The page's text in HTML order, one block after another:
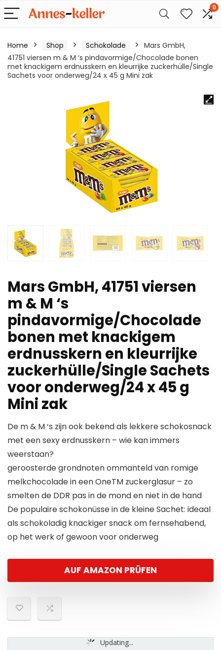
0
Home Shop Schokolade
Mars GmbH,
41751 viersen m & M ‘s pindavormige/Chocolade bonen
met knackigem erdnusskern en kleurrijke zuckerhülle/Single
Sachets voor onderweg/24 x 45 g Mini zak
Mars GmbH, 41751 viersen
m & M ‘s
pindavormige/Chocolade
bonen met knackigem
erdnusskern en kleurrijke
zuckerhülle/Single Sachets
voor onderweg/24 x 45 g
Mini zak
De m & M ‘s zijn ook bekend als lekkere schokosnack
met een sexy erdnusskern – wie kan immers
weerstaan?
geroosterde grondnoten ommanteld van romige
melkchocolade in een OneTM zuckerglasur – zo
smelten de DDR pas in de mond en niet in de hand
De populaire schokonüsse in de kleine Sachet: ideaal
als schokoladig knackiger snack om fernsehabend,
op het werk of gewoon voor onderweg
AUF AMAZON PRÜFEN
Updating...